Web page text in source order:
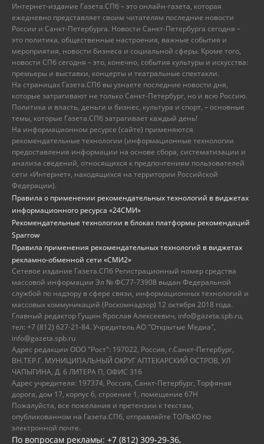
Интернет-издание Газета.СПб – это онлайн-газета, которая
ежедневно представляет своим читателям последние новости
России и Санкт-Петербурга. Новости Санкт-Петербурга сегодня –
это политика, общественные настроения, важные события и
мероприятия, новости бизнеса и социальной сферы. Кроме того,
новости СПб сегодня – это, конечно, события культуры и искусства:
премьеры и выставки, концерты и театральные спектакли.
На страницах Газета.СПб вы узнаете последние новости дня,
которые затрагивают не только Санкт-Петербург, но и всю Россию.
Политика и власть, деньги и бизнес, культура и спорт, – основные
темы, которые Газета.СПб затрагивает каждый день!
На информационном ресурсе (сайте) применяются
рекомендательные технологии (информационные технологии
предоставления информации на основе сбора, систематизации и
анализа сведений, относящихся к предпочтениям пользователей
сети «Интернет», находящихся на территории Российской
Федерации).
Правила о применении рекомендательных технологий в виджетах
информационного ресурса «24СМИ»
Рекомендательные технологии в блоках платформы рекомендаций
Sparrow
Правила применения рекомендательных технологий в виджетах
рекламно-обменной сети «СМИ2»
Сетевое издание Газета.СПб Регистрационный номер средства
массовой информации Эл № ФС77-73908 выдан Федеральной
службой по надзору в сфере связи, информационных технологий и
массовых коммуникаций (Роскомнадзор) 12 октября 2018 года.
Главный редактор Гущин Ярослав Алексеевич, info@gazeta.spb.ru,
тел: +7 (812) 627-21-84. Учредитель АО "Открытые Медиа",
info@gazeta.spb.ru
Адрес редакции ООО "Рост": 197022, Россия, г.Санкт-Петербург,
ВН.ТЕР.Г. МУНИЦИПАЛЬНЫЙ ОКРУГ АПТЕКАРСКИЙ ОСТРОВ, УЛ
ЧАПЫГИНА, Д. 6 ЛИТЕРА П, ОФИС 316
Адрес учредителя: 197374, Россия, Санкт-Петербург, Торфяная
дорога, дом 17, корпус 6, строение 1, помещение 67Н
Пожалуйста, все пожелания и претензии к текстам,
опубликованном на Газета.СПб, отправляйте ТОЛЬКО по
электронной почте.
По вопросам рекламы: +7 (812) 309-29-36,